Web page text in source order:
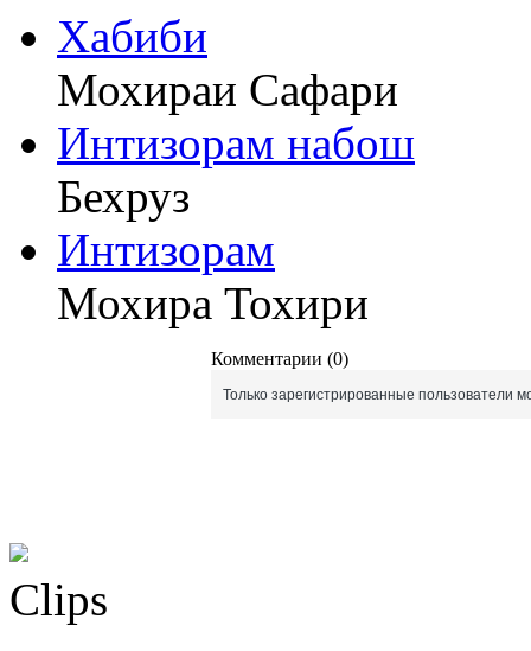
Хабиби
Мохираи Сафари
Интизорам набош
Бехруз
Интизорам
Мохира Тохири
Комментарии (0)
Только зарегистрированные пользователи
Clips